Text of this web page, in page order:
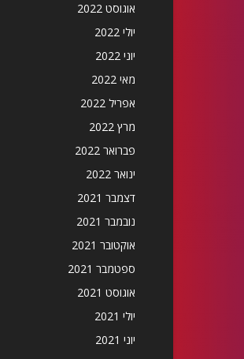
אוגוסט 2022
יולי 2022
יוני 2022
מאי 2022
אפריל 2022
מרץ 2022
פברואר 2022
ינואר 2022
דצמבר 2021
נובמבר 2021
אוקטובר 2021
ספטמבר 2021
אוגוסט 2021
יולי 2021
יוני 2021